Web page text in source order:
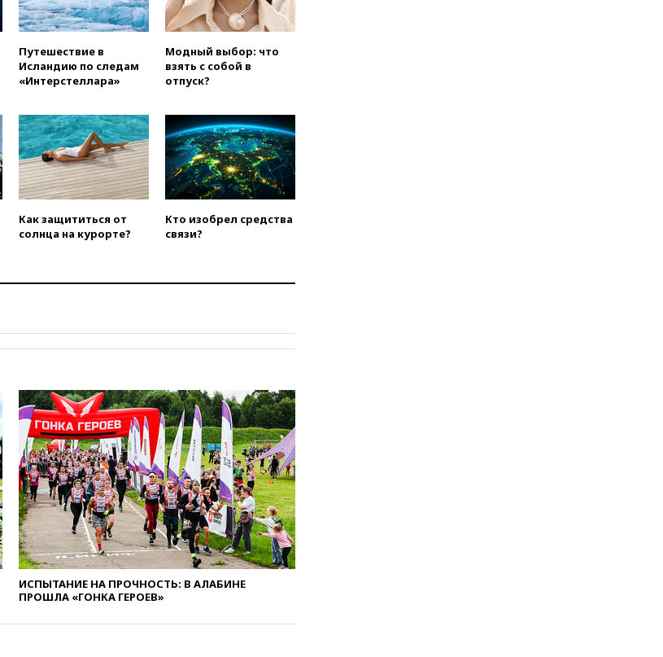
уголовное дело
вчера, 21:26Лидеры сборной
РФ по гимнастике получили
официальный отказ в визах от
Хорватии
опубликовал 16 новых видео с
НЛО
вчера, 21:00На границе
Украины с Польшей скопилось
свыше 6,5 тысячи грузовиков
Швыдкой:
«Интервидение» точно
пройдет в 2026 году
сбила еще 75 украинских
погиб при атаке FPV-дрона в
Белгородской области
заочно арестовали по делу о
финансировании
экстремизма
вчера, 20:20Суд США
постановил остановить
строительство бального зала в
Белом доме
вчера, 20:15Сенат США
одобрил ужесточение
санкций против России и
Ирана
вчера, 20:00СК возбудил дело
против журналистки Катерины
России
Путешествие в
Исландию по следам
«Интерстеллара»
Модный выбор: что
взять с собой в
отпуск?
Как защититься от
солнца на курорте?
Кто изобрел средства
связи?
ИСПЫТАНИЕ НА ПРОЧНОСТЬ: В АЛАБИНЕ
ПРОШЛА «ГОНКА ГЕРОЕВ»